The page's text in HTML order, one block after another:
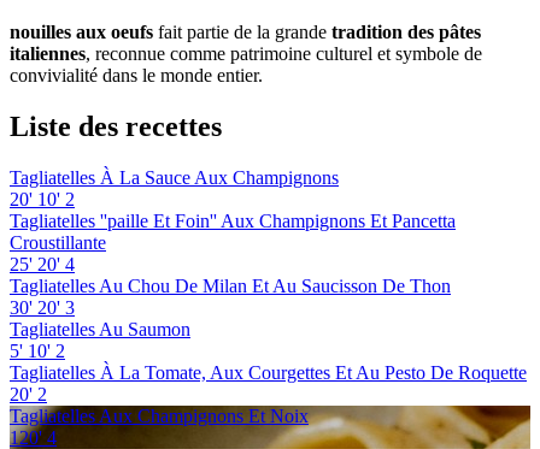
nouilles aux oeufs fait partie de la grande tradition des pâtes
italiennes, reconnue comme patrimoine culturel et symbole de
convivialité dans le monde entier.
Liste des recettes
Tagliatelles À La Sauce Aux Champignons
20' 10' 2
Tagliatelles ''paille Et Foin'' Aux Champignons Et Pancetta
Croustillante
25' 20' 4
Tagliatelles Au Chou De Milan Et Au Saucisson De Thon
30' 20' 3
Tagliatelles Au Saumon
5' 10' 2
Tagliatelles À La Tomate, Aux Courgettes Et Au Pesto De Roquette
20' 2
Tagliatelles Aux Champignons Et Noix
120' 4